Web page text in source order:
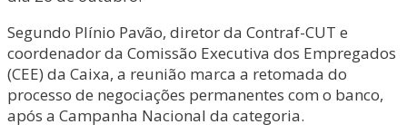
Segundo Plínio Pavão, diretor da Contraf-CUT e
coordenador da Comissão Executiva dos Empregados
(CEE) da Caixa, a reunião marca a retomada do
processo de negociações permanentes com o banco,
após a Campanha Nacional da categoria.